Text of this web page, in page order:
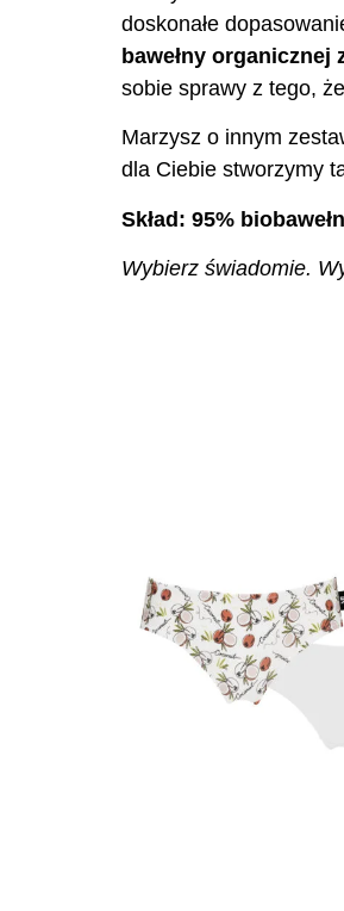
doskonałe
bawełny organicznej
sobie sprawy z tego,
Marzysz o innym
dla Ciebie stworzymy
Skład: 95%
Wybierz świadomie.